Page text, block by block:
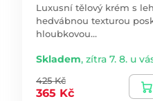
Luxusní tělový krém s
hedvábnou texturou
hloubkovou…
Skladem, zítra 7. 8. u
425 Kč
365 Kč